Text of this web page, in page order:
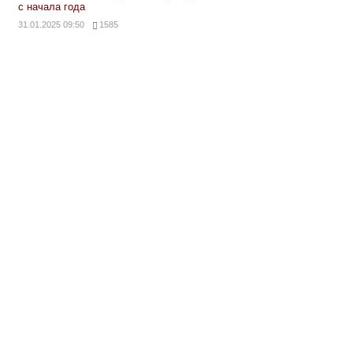
с начала года
31.01.2025 09:50 1585